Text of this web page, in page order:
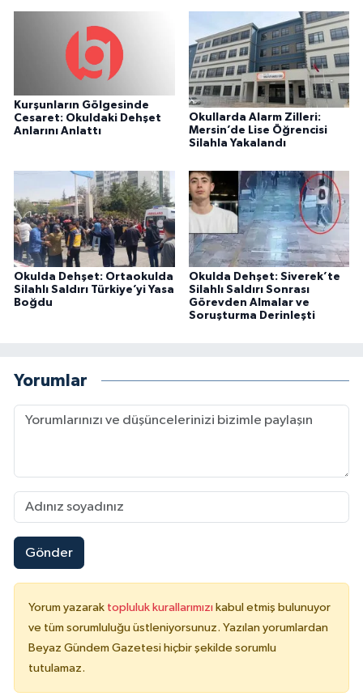
Kurşunların Gölgesinde
Cesaret: Okuldaki Dehşet
Anlarını Anlattı
Okullarda Alarm Zilleri:
Mersin’de Lise Öğrencisi
Silahla Yakalandı
Okulda Dehşet: Ortaokulda
Silahlı Saldırı Türkiye’yi Yasa
Boğdu
Okulda Dehşet: Siverek’te
Silahlı Saldırı Sonrası
Görevden Almalar ve
Soruşturma Derinleşti
Yorumlar
Gönder
Yorum yazarak topluluk kurallarımızı kabul etmiş bulunuyor
ve tüm sorumluluğu üstleniyorsunuz. Yazılan yorumlardan
Beyaz Gündem Gazetesi hiçbir şekilde sorumlu
tutulamaz.